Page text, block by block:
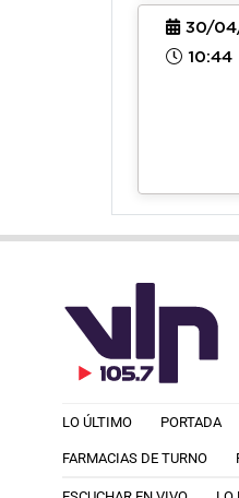
30/
10:44
LO ÚLTIMO PORTADA
FARMACIAS DE TURNO